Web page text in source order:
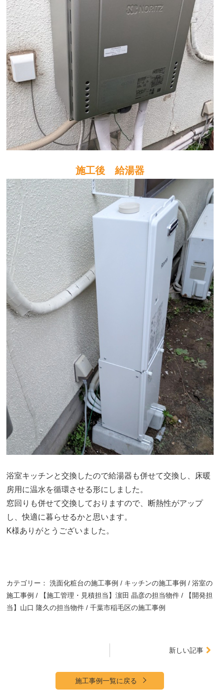
施工後 給湯器
浴室キッチンと交換したので給湯器も併せて交換し、床暖
房用に温水を循環させる形にしました。
窓回りも併せて交換しておりますので、断熱性がアップ
し、快適に暮らせるかと思います。
K様ありがとうございました。
カテゴリー： 洗面化粧台の施工事例 キッチンの施工事例
浴室の
施工事例
【施工管理・見積担当】濵田 晶彦の担当物件
【開発担
当】山口 隆久の担当物件
千葉市稲毛区の施工事例
新しい記事
施工事例一覧に戻る